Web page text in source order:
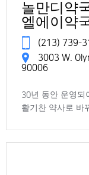
놀만디약
엘에이약
(213) 739-
3003 W.
90006
30년 동안 운영되
활기찬 약사로 바